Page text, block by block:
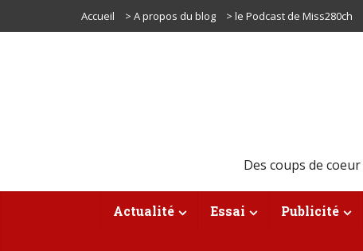
Accueil > A propos du blog > le Podcast de Miss280ch
Des coups de
Actualité Essai Publicité